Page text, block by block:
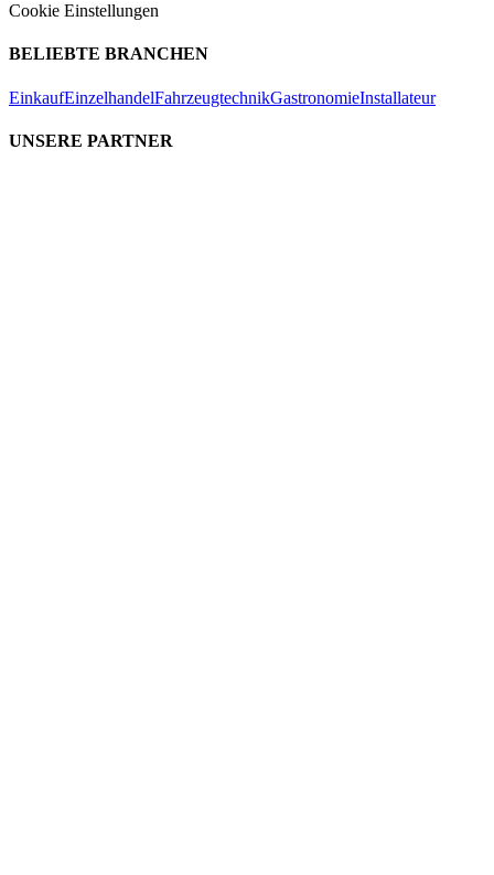
Cookie Einstellungen
BELIEBTE BRANCHEN
EinkaufEinzelhandelFahrzeugtechnikGastronomieInstallateur
UNSERE PARTNER